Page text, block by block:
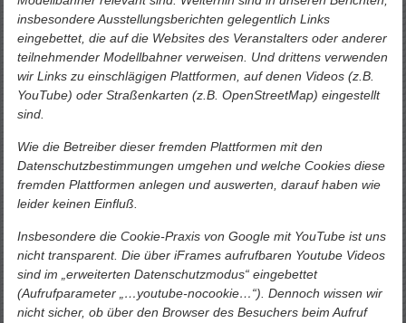
insbesondere Ausstellungsberichten gelegentlich Links
eingebettet, die auf die Websites des Veranstalters oder anderer
teilnehmender Modellbahner verweisen. Und drittens verwenden
wir Links zu einschlägigen Plattformen, auf denen Videos (z.B.
YouTube) oder Straßenkarten (z.B. OpenStreetMap) eingestellt
sind.
Wie die Betreiber dieser fremden Plattformen mit den
Datenschutzbestimmungen umgehen und welche Cookies diese
fremden Plattformen anlegen und auswerten, darauf haben wie
leider keinen Einfluß.
Insbesondere die Cookie-Praxis von Google mit YouTube ist uns
nicht transparent. Die über iFrames aufrufbaren Youtube Videos
sind im „erweiterten Datenschutzmodus“ eingebettet
(Aufrufparameter „…youtube-nocookie…“). Dennoch wissen wir
nicht sicher, ob über den Browser des Besuchers beim Aufruf